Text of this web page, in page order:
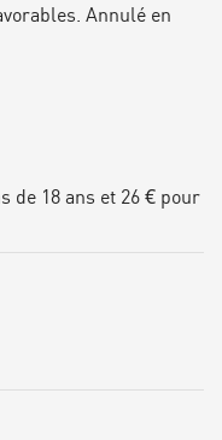
Annulé en
de 18 ans et 26 € pour